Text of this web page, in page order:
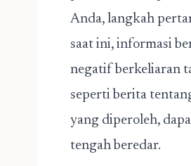
Anda, langkah
saat ini, informasi
negatif berkeliaran
seperti berita
yang diperoleh,
tengah beredar.